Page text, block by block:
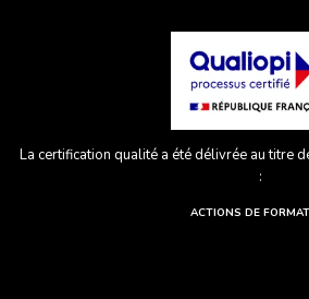
La certification qualité a été délivrée au titre
:
ACTIONS DE